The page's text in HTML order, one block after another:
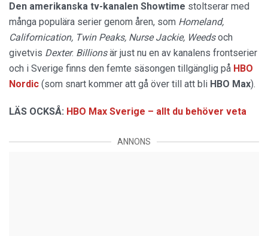
Den amerikanska tv-kanalen Showtime stoltserar med
många populära serier genom åren, som Homeland,
Californication, Twin Peaks, Nurse Jackie, Weedsoch
givetvis Dexter. Billionsär just nu en av kanalens frontserier
och i Sverige finns den femte säsongen tillgänglig på HBO
Nordic (som snart kommer att gå över till att bli HBO Max).
LÄS OCKSÅ: HBO Max Sverige – allt du behöver veta
ANNONS